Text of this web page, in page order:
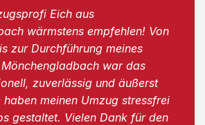
Eich aus
wärmstens empfehlen! Von
zur Durchführung meines
war das
zuverlässig und äußerst
meinen Umzug stressfrei
gestaltet. Vielen Dank für den